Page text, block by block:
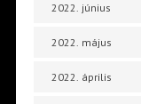
2022. június
2022. május
2022. április